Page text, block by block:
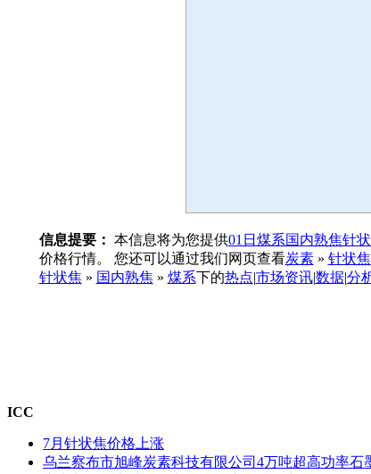
信息提要： 本信息将为您提供01日煤系国内熟焦针
价格行情。 您还可以通过我们网页查看炭素» 针状焦
针状焦 » 国内熟焦 » 煤系下的热点|市场资讯|数据|分
ICC
7月针状焦价格上涨
乌兰察布市旭峰炭素科技有限公司4万吨超高功率石